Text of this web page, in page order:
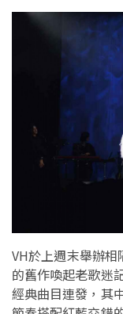
VH於上週末舉辦
的舊作喚起老歌迷
經典曲目連發，其